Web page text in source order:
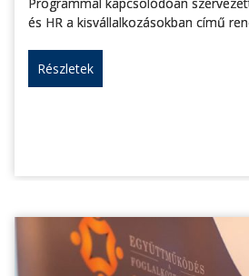
és HR a kisvállalkozásokban című
Részletek